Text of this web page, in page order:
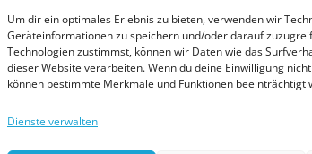
Um dir ein optimales Erlebnis zu bieten, verwenden wir
Geräteinformationen zu speichern und/oder darauf
Technologien zustimmst, können wir Daten wie das
dieser Website verarbeiten. Wenn du deine Einwilligung
können bestimmte Merkmale und Funktionen beeinträchtigt
Dienste verwalten
Suchen
NewsJugendRegatten